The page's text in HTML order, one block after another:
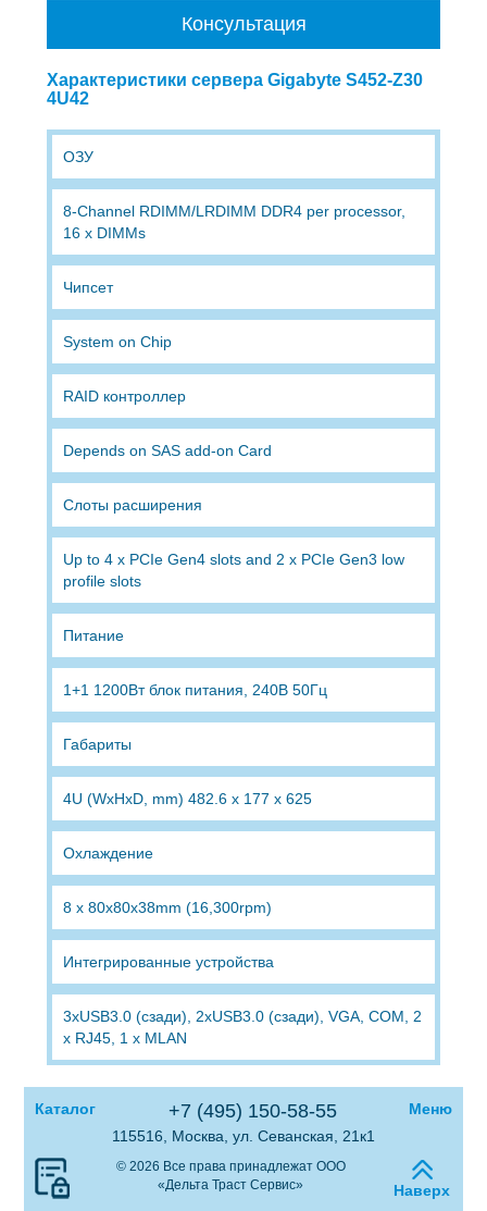
Консультация
Характеристики сервера Gigabyte S452-Z30
4U42
ОЗУ
8-Channel RDIMM/LRDIMM DDR4 per processor,
16 x DIMMs
Чипсет
System on Chip
RAID контроллер
Depends on SAS add-on Card
Слоты расширения
Up to 4 x PCIe Gen4 slots and 2 x PCIe Gen3 low
profile slots
Питание
1+1 1200Вт блок питания, 240В 50Гц
Габариты
4U (WxHxD, mm) 482.6 x 177 x 625
Охлаждение
8 x 80x80x38mm (16,300rpm)
Интегрированные устройства
3xUSB3.0 (сзади), 2xUSB3.0 (сзади), VGA, COM, 2
x RJ45, 1 x MLAN
Каталог +7 (495) 150-58-55
Меню
115516, Москва, ул. Севанская, 21к1
© 2026 Все права принадлежат ООО
«Дельта Траст Сервис»
Наверх